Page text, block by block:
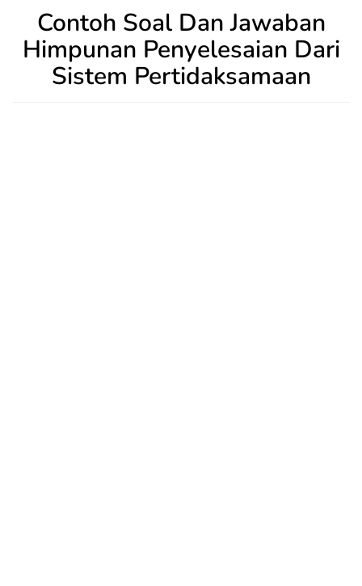
Contoh Soal Dan Jawaban
Himpunan Penyelesaian Dari
Sistem Pertidaksamaan